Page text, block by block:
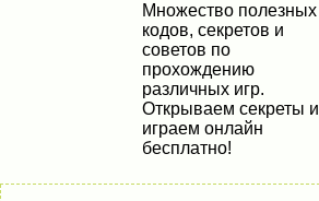
Множество полезных
кодов, секретов и
советов по
прохождению
различных игр.
Открываем секреты и
играем онлайн
бесплатно!